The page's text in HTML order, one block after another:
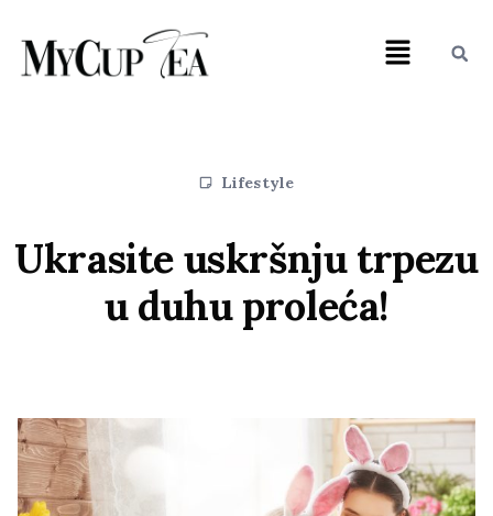
Lifestyle
Ukrasite uskršnju trpezu
u duhu proleća!